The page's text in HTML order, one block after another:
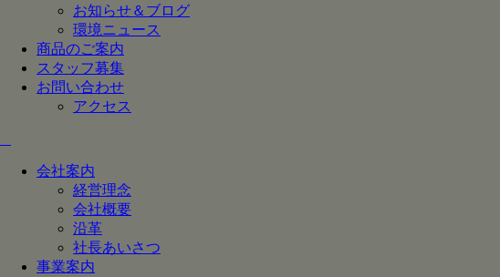
お知らせ＆ブログ
環境ニュース
商品のご案内
スタッフ募集
お問い合わせ
アクセス
会社案内
経営理念
会社概要
沿革
社長あいさつ
事業案内